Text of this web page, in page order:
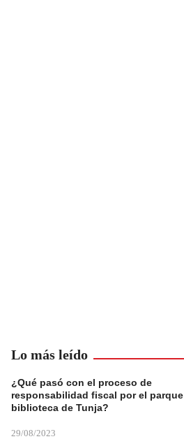
Lo más leído
¿Qué pasó con el proceso de
responsabilidad fiscal por el parque
biblioteca de Tunja?
29/08/2023